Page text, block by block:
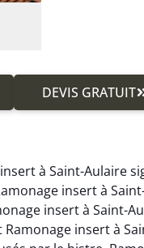
DEVIS GRATUIT
à Saint-Aulaire
insert à
insert à Saint-
insert à